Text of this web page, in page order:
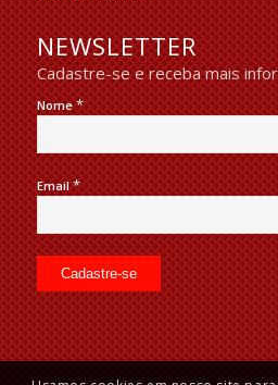
NEWSLETTER
Cadastre-se e receba mais
Nome*
Email*